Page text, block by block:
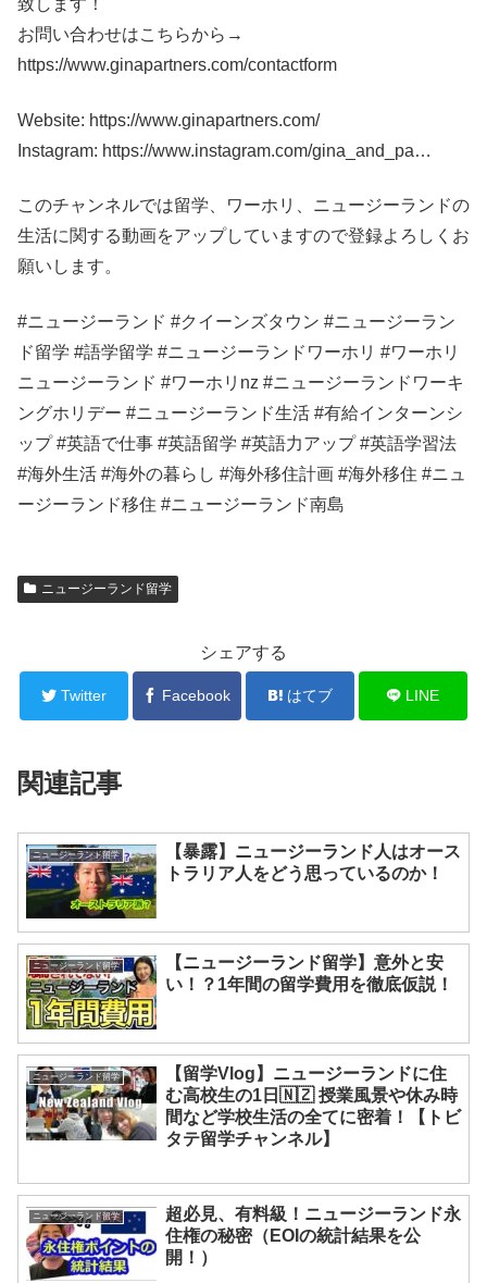
致します！
お問い合わせはこちらから→
https://www.ginapartners.com/contactform
Website: https://www.ginapartners.com/
Instagram: https://www.instagram.com/gina_and_pa…
このチャンネルでは留学、ワーホリ、ニュージーランドの
生活に関する動画をアップしていますので登録よろしくお
願いします。
#ニュージーランド #クイーンズタウン #ニュージーラン
ド留学 #語学留学 #ニュージーランドワーホリ #ワーホリ
ニュージーランド #ワーホリnz #ニュージーランドワーキ
ングホリデー #ニュージーランド生活 #有給インターンシ
ップ #英語で仕事 #英語留学 #英語力アップ #英語学習法
#海外生活 #海外の暮らし #海外移住計画 #海外移住 #ニュ
ージーランド移住 #ニュージーランド南島
ニュージーランド留学
シェアする
Twitter Facebook はてブ LINE
関連記事
ニュージーランド留学
【暴露】ニュージーランド人はオース
トラリア人をどう思っているのか！
ニュージーランド留学
【ニュージーランド留学】意外と安
い！？1年間の留学費用を徹底仮説！
ニュージーランド留学
【留学Vlog】ニュージーランドに住
む高校生の1日🇳🇿 授業風景や休み時
間など学校生活の全てに密着！【トビ
タテ留学チャンネル】
ニュージーランド留学
超必見、有料級！ニュージーランド永
住権の秘密（EOIの統計結果を公
開！）